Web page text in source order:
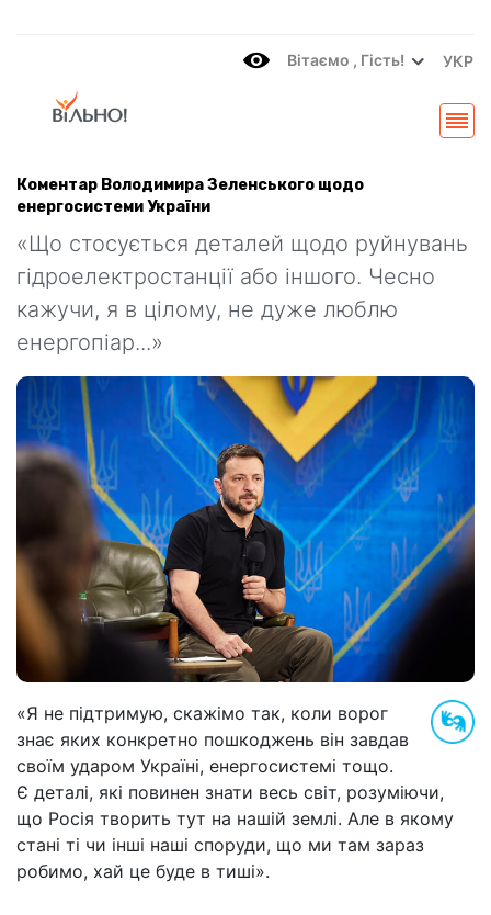
Вітаємo , Гість! УКР
Коментар Володимира Зеленського щодо
енергосистеми України
«Що стосується деталей щодо руйнувань
гідроелектростанції або іншого. Чесно
кажучи, я в цілому, не дуже люблю
енергопіар...»
«Я не підтримую, скажімо так, коли ворог
знає яких конкретно пошкоджень він завдав
своїм ударом Україні, енергосистемі тощо.
Є деталі, які повинен знати весь світ, розуміючи,
що Росія творить тут на нашій землі. Але в якому
стані ті чи інші наші споруди, що ми там зараз
робимо, хай це буде в тиші».